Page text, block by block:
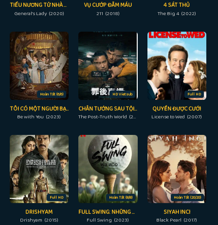
TIỂU NƯƠNG TỬ NHÀ TƯỚNG QUÂN
General's Lady (2020)
VỤ CƯỚP ĐẪM MÁU
211 (2018)
4 SÁT THỦ
The Big 4 (2022)
Hoàn Tất (6/6)
TÔI CÓ MỘT NGƯỜI BẠN
Be with You (2023)
HD Vietsub
CHÂN TƯỚNG SAU TỘI LỖI
The Post-Truth World (2022)
Full HD
QUYỀN ĐƯỢC CƯỚI
License to Wed (2007)
Full HD
DRISHYAM
Drishyam (2015)
Hoàn Tất (8/8)
FULL SWING: NHỮNG TAY GOLF CHUYÊN NGHIỆP
Full Swing (2023)
Hoàn Tất (20/20)
SIYAH INCI
Black Pearl (2017)